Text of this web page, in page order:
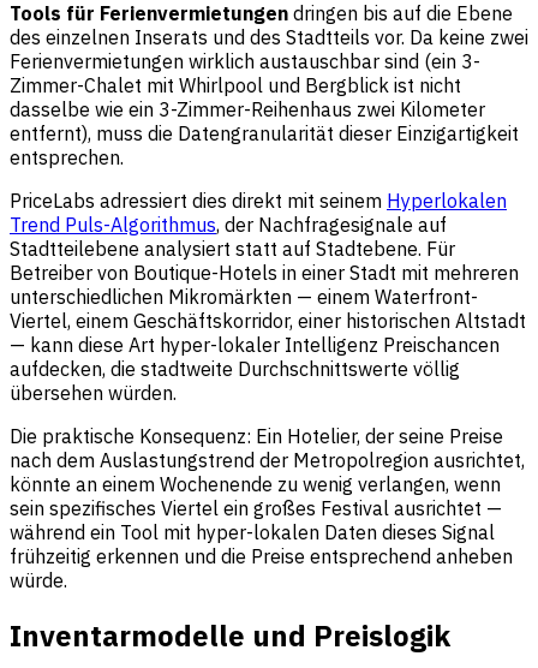
Tools für Ferienvermietungen dringen bis auf die Ebene
des einzelnen Inserats und des Stadtteils vor. Da keine zwei
Ferienvermietungen wirklich austauschbar sind (ein 3-
Zimmer-Chalet mit Whirlpool und Bergblick ist nicht
dasselbe wie ein 3-Zimmer-Reihenhaus zwei Kilometer
entfernt), muss die Datengranularität dieser Einzigartigkeit
entsprechen.
PriceLabs adressiert dies direkt mit seinem Hyperlokalen
Trend Puls-Algorithmus, der Nachfragesignale auf
Stadtteilebene analysiert statt auf Stadtebene. Für
Betreiber von Boutique-Hotels in einer Stadt mit mehreren
unterschiedlichen Mikromärkten — einem Waterfront-
Viertel, einem Geschäftskorridor, einer historischen Altstadt
— kann diese Art hyper-lokaler Intelligenz Preischancen
aufdecken, die stadtweite Durchschnittswerte völlig
übersehen würden.
Die praktische Konsequenz: Ein Hotelier, der seine Preise
nach dem Auslastungstrend der Metropolregion ausrichtet,
könnte an einem Wochenende zu wenig verlangen, wenn
sein spezifisches Viertel ein großes Festival ausrichtet —
während ein Tool mit hyper-lokalen Daten dieses Signal
frühzeitig erkennen und die Preise entsprechend anheben
würde.
Inventarmodelle und Preislogik